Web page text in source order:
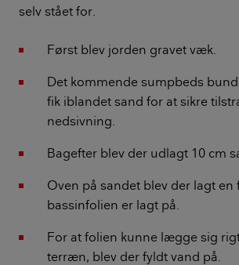
selv stået for.
Først blev jorden gravet væk.
Det kommende sumpbeds
fik iblandet sand for at sikre
nedsivning.
Bagefter blev der udlagt 10 cm
Oven på sandet blev der lagt
bassinfolien er lagt på.
For at folien kunne lægge sig
terræn, blev der fyldt vand på.